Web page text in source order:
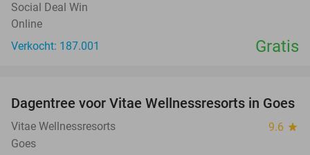
Social Deal Win
Online
Verkocht: 187.001
Gratis
49%
Dagentree voor Vitae Wellnessresorts in Goes
Vitae Wellnessresorts 9.6 star
Goes